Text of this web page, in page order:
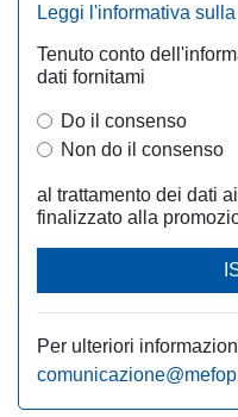
Leggi l'informativa
Tenuto conto
dati fornitami
Do il consenso
Non do il consenso
al trattamento dei dati
finalizzato alla
Per ulteriori